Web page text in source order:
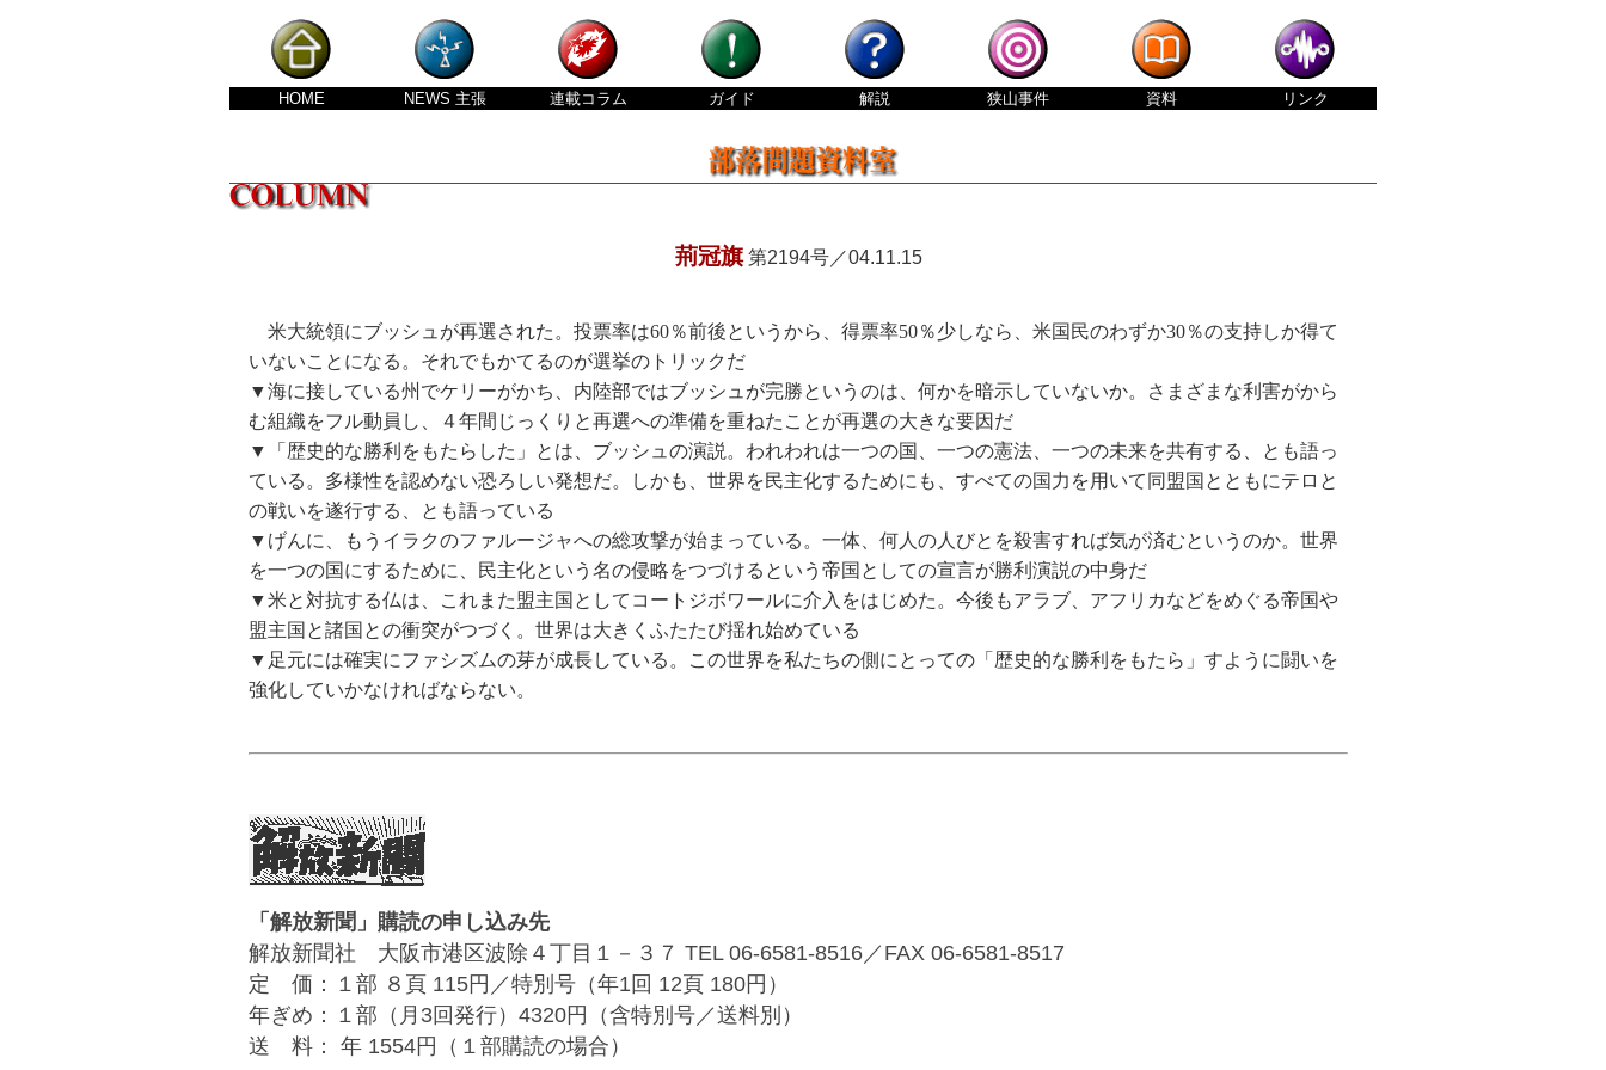
HOME NEWS 主張 連載コラム ガイド 解説 狭山事件 資料 リンク
荊冠旗第2194号／04.11.15
米大統領にブッシュが再選された。投票率は60％前後というから、得票率50％少しなら、米国民のわずか30％の支持しか得て
いないことになる。それでもかてるのが選挙のトリックだ
▼海に接している州でケリーがかち、内陸部ではブッシュが完勝というのは、何かを暗示していないか。さまざまな利害がから
む組織をフル動員し、４年間じっくりと再選への準備を重ねたことが再選の大きな要因だ
▼「歴史的な勝利をもたらした」とは、ブッシュの演説。われわれは一つの国、一つの憲法、一つの未来を共有する、とも語っ
ている。多様性を認めない恐ろしい発想だ。しかも、世界を民主化するためにも、すべての国力を用いて同盟国とともにテロと
の戦いを遂行する、とも語っている
▼げんに、もうイラクのファルージャへの総攻撃が始まっている。一体、何人の人びとを殺害すれば気が済むというのか。世界
を一つの国にするために、民主化という名の侵略をつづけるという帝国としての宣言が勝利演説の中身だ
▼米と対抗する仏は、これまた盟主国としてコートジボワールに介入をはじめた。今後もアラブ、アフリカなどをめぐる帝国や
盟主国と諸国との衝突がつづく。世界は大きくふたたび揺れ始めている
▼足元には確実にファシズムの芽が成長している。この世界を私たちの側にとっての「歴史的な勝利をもたら」すように闘いを
強化していかなければならない。
「解放新聞」購読の申し込み先
解放新聞社 大阪市港区波除４丁目１－３７ TEL 06-6581-8516／FAX 06-6581-8517
定 価：１部 ８頁 115円／特別号（年1回 12頁 180円）
年ぎめ：１部（月3回発行）4320円（含特別号／送料別）
送 料： 年 1554円（１部購読の場合）